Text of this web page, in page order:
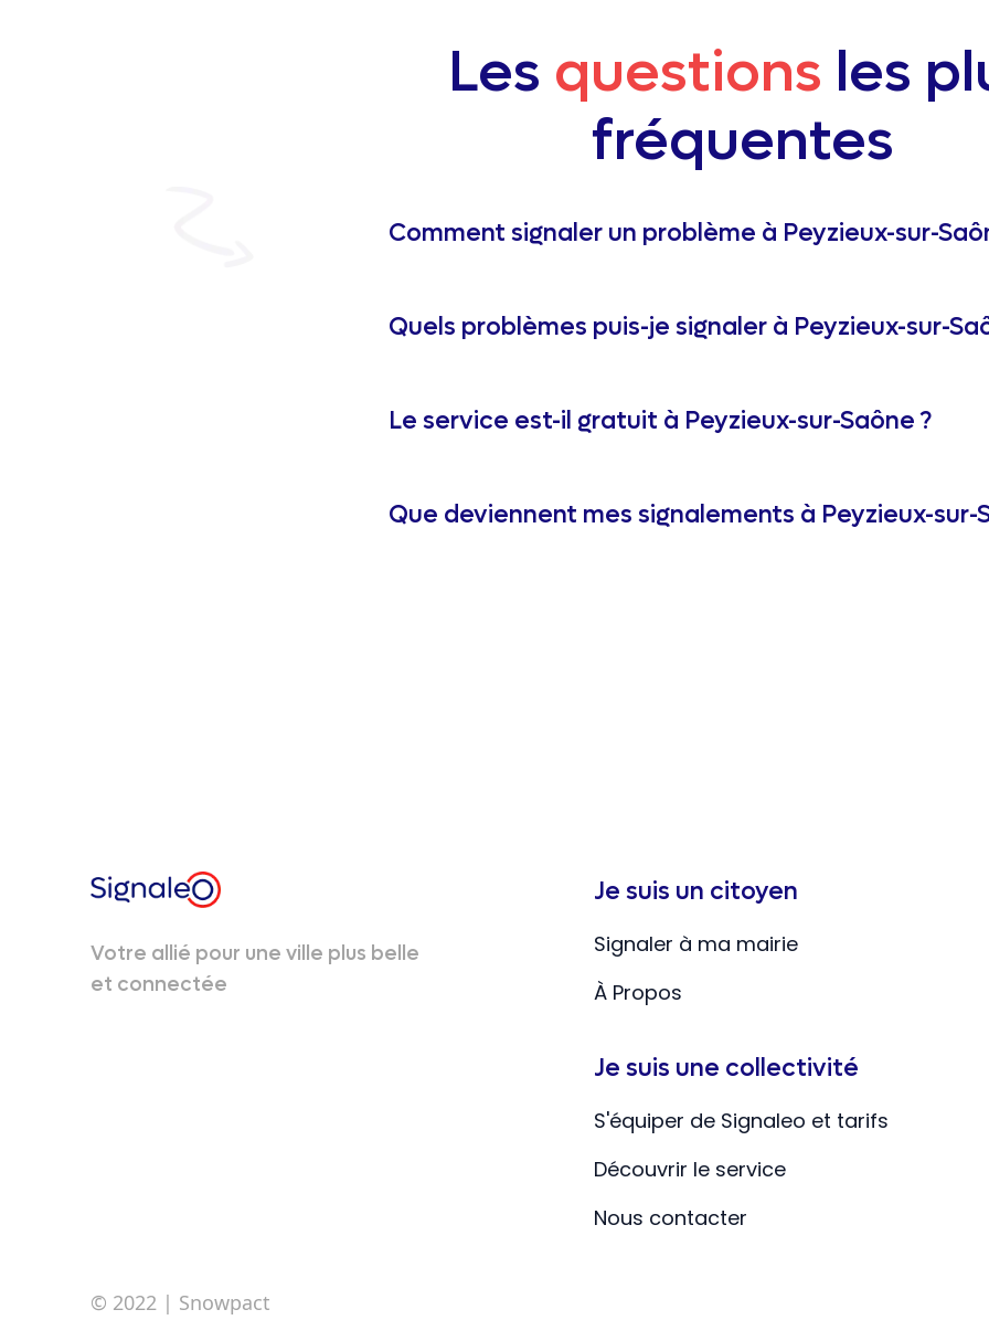
Les questions les
fréquentes
Comment signaler un problème à Peyzieux-sur-
Quels problèmes puis-je signaler à Peyzieux-sur-
Le service est-il gratuit à Peyzieux-sur-Saône ?
Que deviennent mes signalements à Peyzieux-sur-
Votre allié pour une ville plus belle
et connectée
Je suis un citoyen
Signaler à ma mairie
À Propos
Je suis une collectivité
S'équiper de Signaleo et tarifs
Découvrir le service
Nous contacter
© 2022 | Snowpact